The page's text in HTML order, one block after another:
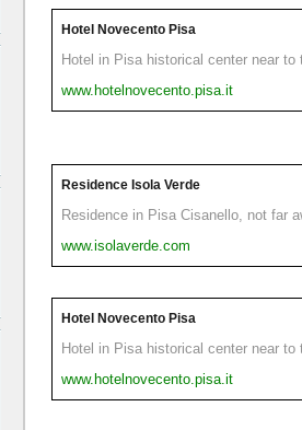
Hotel Novecento Pisa
Hotel in Pisa historical center near
www.hotelnovecento.pisa.it
Residence Isola Verde
Residence in Pisa Cisanello, not far
www.isolaverde.com
Hotel Novecento Pisa
Hotel in Pisa historical center near
www.hotelnovecento.pisa.it